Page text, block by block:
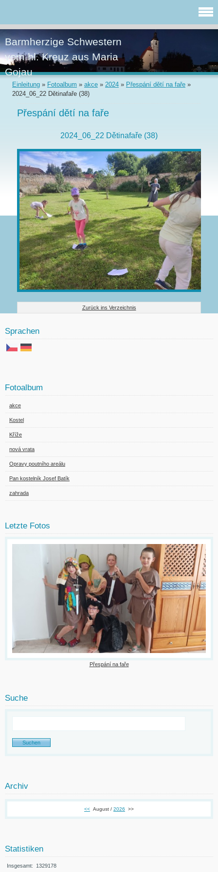
Barmherzige Schwestern
vom hl. Kreuz aus Maria
Gojau
Einleitung » Fotoalbum » akce » 2024 » Přespání dětí na faře »
2024_06_22 Dětinafaře (38)
Přespání dětí na faře
2024_06_22 Dětinafaře (38)
Zurück ins Verzeichnis
Sprachen
Fotoalbum
akce
Kostel
Kříže
nová vrata
Opravy poutního areálu
Pan kostelník Josef Batík
zahrada
Letzte Fotos
Přespání na faře
Suche
Archiv
<< August / 2026 >>
Statistiken
Insgesamt: 1329178